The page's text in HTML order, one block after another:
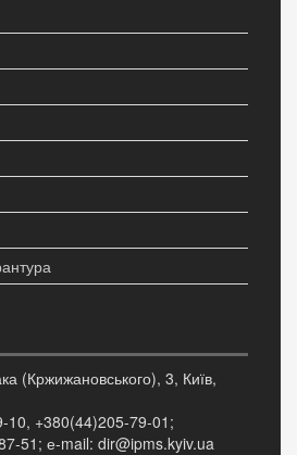
(Кржижановського), 3, Київ,
10, +380(44)205-79-01;
51; е-mail: dir@ipms.kyiv.ua